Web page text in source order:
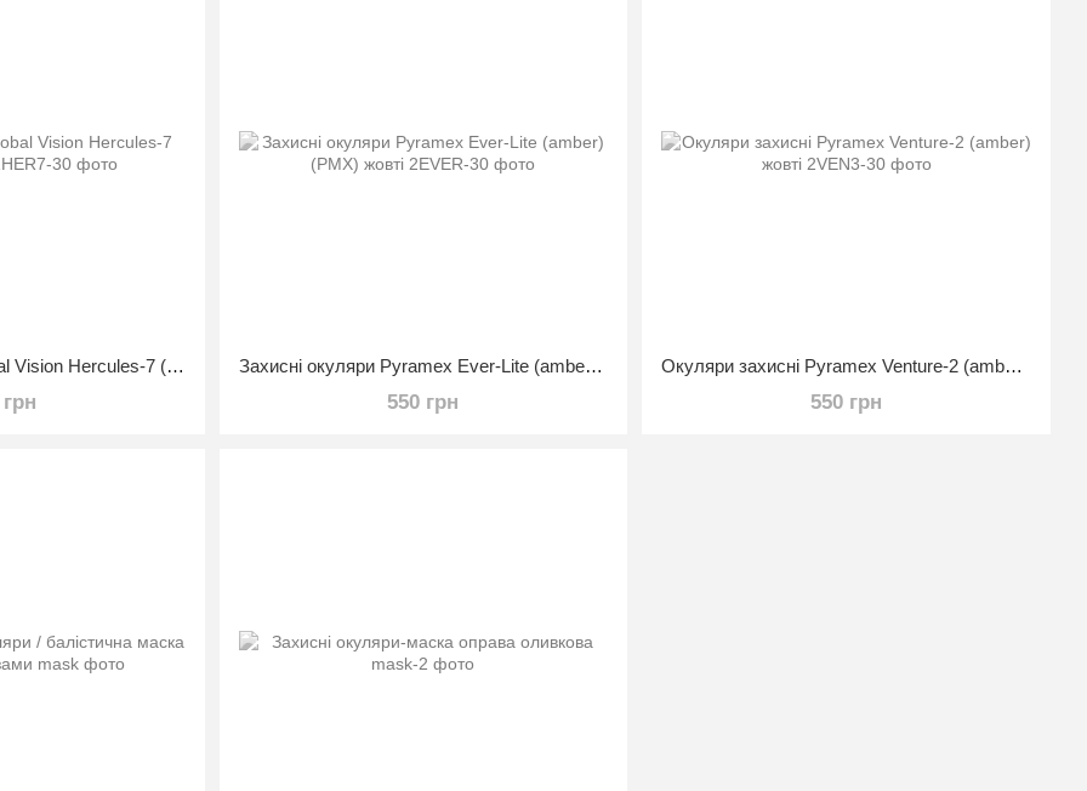
Окуляри захисні Global Vision Hercules-7 (yellow) жовті Захисні окуляри Pyramex Ever-Lite (amber) (PMX) жовті
550 грн
Окуляри захисні Pyramex Venture-2 (amber) жовті
550 грн